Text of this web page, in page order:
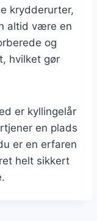
krydderurter,
altid være en
og
hvilket gør
er kyllingelår
en plads
er en erfaren
helt sikkert